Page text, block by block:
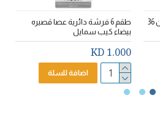
الوان اكريليك مونت مارت 18 لون 36
طقم 6 فرشة دائرية عصا قصيره
بيضاء كيب سمايل
1.000 KD
اضافة للسلة